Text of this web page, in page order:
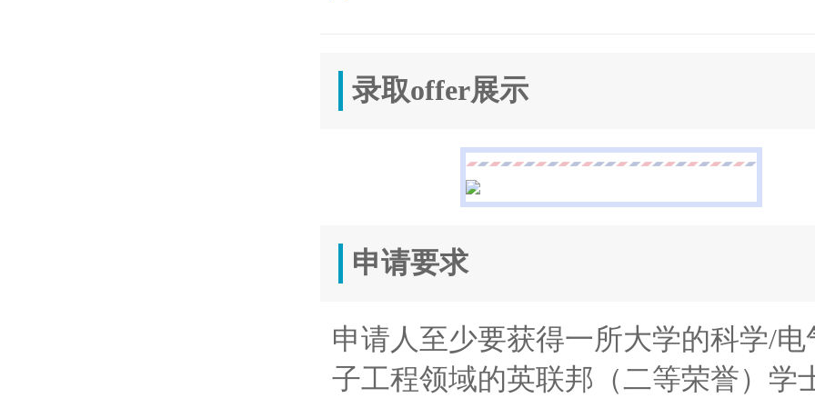
录取offer展示
申请要求
申请人至少要获得一所大学的科学/电
子工程领域的英联邦（二等荣誉）学